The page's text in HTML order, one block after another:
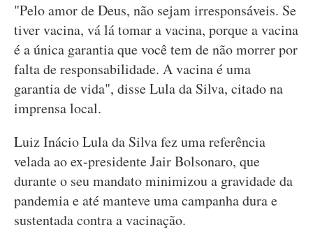
"Pelo amor de Deus, não sejam irresponsáveis. Se
tiver vacina, vá lá tomar a vacina, porque a vacina
é a única garantia que você tem de não morrer por
falta de responsabilidade. A vacina é uma
garantia de vida", disse Lula da Silva, citado na
imprensa local.
Luiz Inácio Lula da Silva fez uma referência
velada ao ex-presidente Jair Bolsonaro, que
durante o seu mandato minimizou a gravidade da
pandemia e até manteve uma campanha dura e
sustentada contra a vacinação.